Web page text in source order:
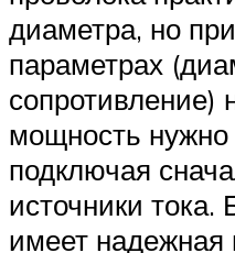
диаметра, но
параметрах
сопротивление)
мощность нужно
подключая
источники
имеет надежная